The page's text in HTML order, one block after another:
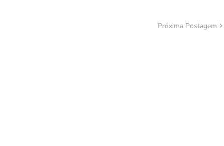
Próxima Postagem